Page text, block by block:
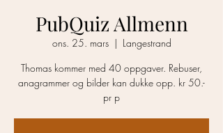
PubQuiz Allmenn
ons. 25. mars
  |
Langestrand
Thomas kommer med 40 oppgaver. Rebuser,
anagrammer og bilder kan dukke opp. kr 50.-
pr p